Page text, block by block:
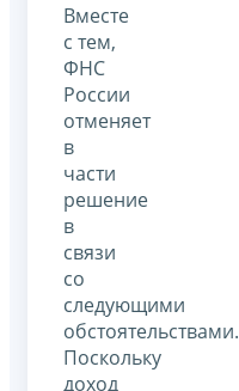
Вместе
с тем,
ФНС
России
отменяет
в
части
решение
в
связи
со
следующими
обстоятельствами.
Поскольку
доход